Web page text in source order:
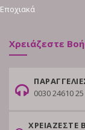
Εποχιακά
Χρειάζεστε
0030 24610
ΧΡΕΙΑΖΕΣΤΕ